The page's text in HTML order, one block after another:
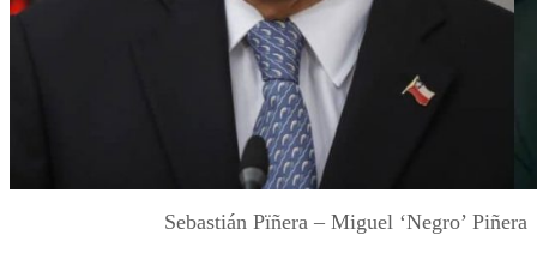
Sebastián Pïñera – Miguel ‘Negro’ Piñera